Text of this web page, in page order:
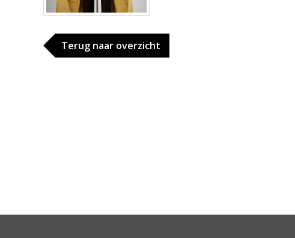
Terug naar overzicht